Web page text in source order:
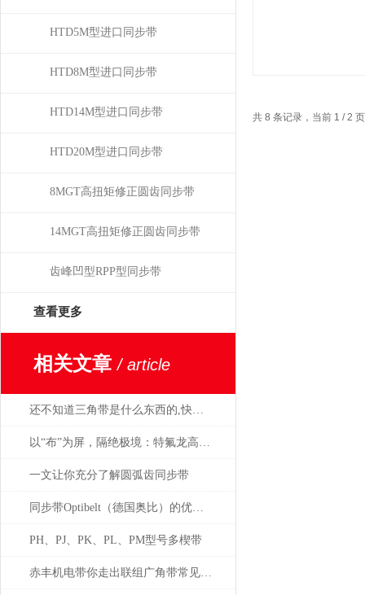
HTD5M型进口同步带
HTD8M型进口同步带
HTD14M型进口同步带
HTD20M型进口同步带
8MGT高扭矩修正圆齿同步带
14MGT高扭矩修正圆齿同步带
齿峰凹型RPP型同步带
查看更多
相关文章/ article
还不知道三角带是什么东西的,快来恶补一下吧
以“布”为屏，隔绝极境：特氟龙高温布，工业隔热防护的屏障
一文让你充分了解圆弧齿同步带
同步带Optibelt（德国奥比）的优点及主要故障
PH、PJ、PK、PL、PM型号多楔带
赤丰机电带你走出联组广角带常见问题的困扰
共 8 条记录，当前 1 / 2